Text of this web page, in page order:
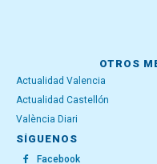
OTROS
Actualidad Valencia
Actualidad Castellón
València Diari
SÍGUENOS
Facebook